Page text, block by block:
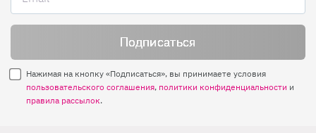
Нажимая на кнопку «Подписаться», вы принимаете условия
пользовательского соглашения, политики конфиденциальности и
правила рассылок.